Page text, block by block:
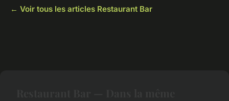
← Voir tous les articles Restaurant Bar